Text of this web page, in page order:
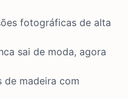
fotográficas de alta
sai de moda, agora
de madeira com